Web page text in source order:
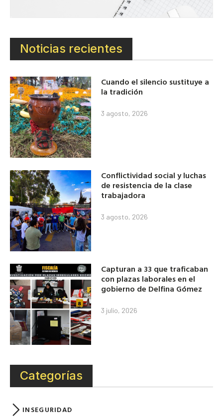
Noticias recientes
Cuando el silencio sustituye a
la tradición
3 agosto, 2026
Conflictividad social y luchas
de resistencia de la clase
trabajadora
3 agosto, 2026
Capturan a 33 que traficaban
con plazas laborales en el
gobierno de Delfina Gómez
3 julio, 2026
Categorías
INSEGURIDAD